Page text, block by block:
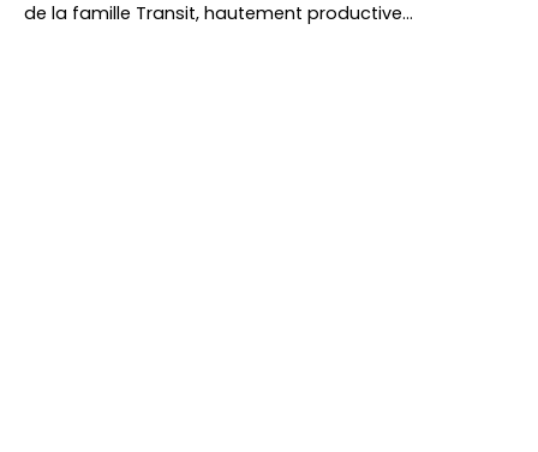
de la famille Transit, hautement productive…